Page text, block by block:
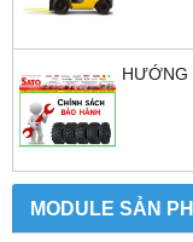
HƯỚNG
MODULE SẢN